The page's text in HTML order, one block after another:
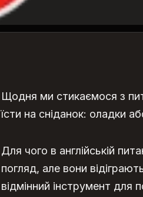
Щодня ми стикаємося з
їсти на сніданок: оладки
Для чого в англійській
погляд, але вони
відмінний інструмент для